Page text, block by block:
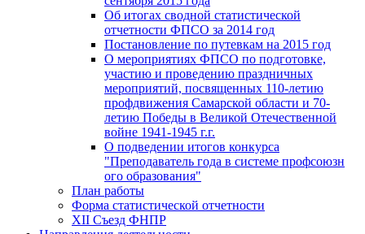
Об итогах сводной статистической
отчетности ФПСО за 2014 год
Постановление по путевкам на 2015 год
О мероприятиях ФПСО по подготовке,
участию и проведению праздничных
мероприятий, посвященных 110-летию
профдвижения Самарской области и 70-
летию Победы в Великой Отечественной
войне 1941-1945 г.г.
О подведении итогов конкурса
"Преподаватель года в системе профсоюзн
ого образования"
План работы
Форма статистической отчетности
XII Съезд ФНПР